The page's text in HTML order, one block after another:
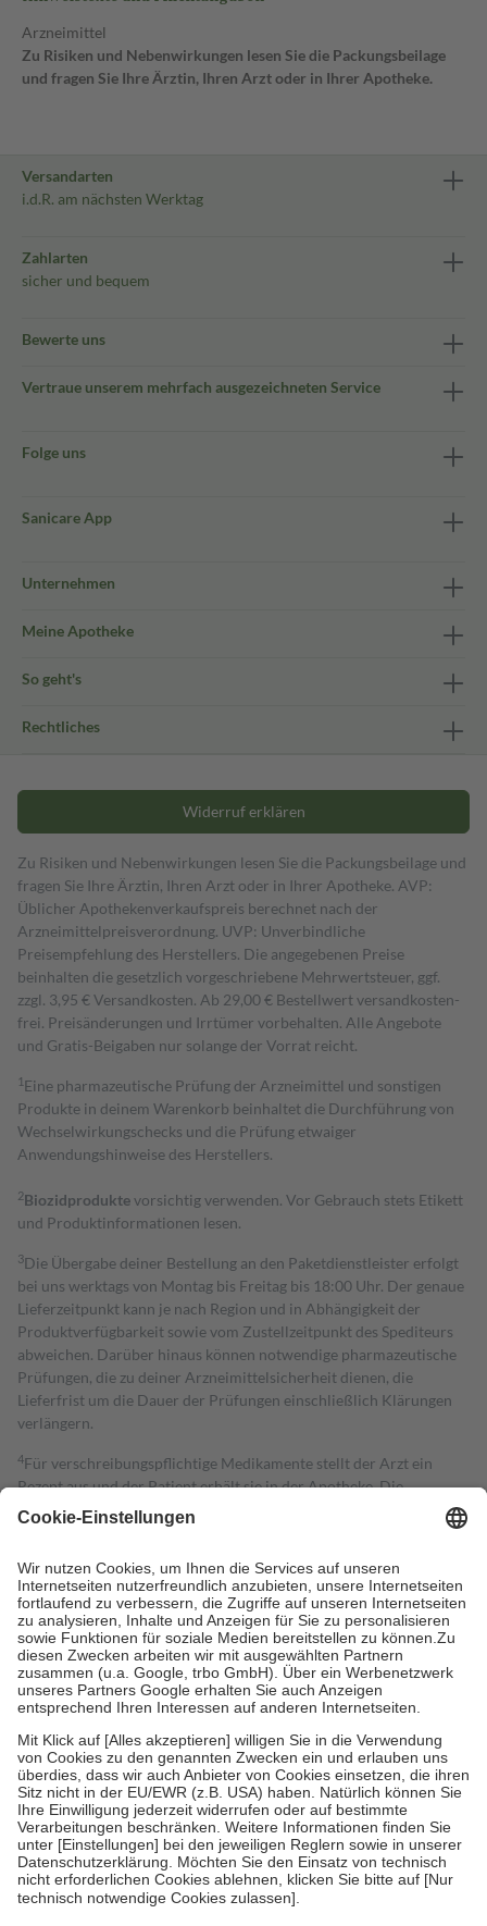
Arzneimittel
Zu Risiken und Nebenwirkungen lesen Sie die Packungsbeilage
und fragen Sie Ihre Ärztin, Ihren Arzt oder in Ihrer Apotheke.
Versandarten
i.d.R. am nächsten Werktag
Zahlarten
sicher und bequem
Bewerte uns
Vertraue unserem mehrfach ausgezeichneten Service
Folge uns
Sanicare App
Unternehmen
Meine Apotheke
So geht's
Rechtliches
Widerruf erklären
Zu Risiken und Nebenwirkungen lesen Sie die Packungsbeilage und
fragen Sie Ihre Ärztin, Ihren Arzt oder in Ihrer Apotheke. AVP:
Üblicher Apothekenverkaufspreis berechnet nach der
Arzneimittelpreisverordnung. UVP: Unverbindliche
Preisempfehlung des Herstellers. Die angegebenen Preise
beinhalten die gesetzlich vorgeschriebene Mehrwertsteuer, ggf.
zzgl. 3,95 € Versandkosten. Ab 29,00 € Bestell­wert versand­kosten­
frei. Preisänderungen und Irrtümer vorbehalten. Alle Angebote
und Gratis-Beigaben nur solange der Vorrat reicht.
1 Eine pharmazeutische Prüfung der Arzneimittel und sonstigen
Produkte in deinem Warenkorb beinhaltet die Durchführung von
Wechselwirkungschecks und die Prüfung etwaiger
Anwendungshinweise des Herstellers.
2Biozidproduktevorsichtig verwenden. Vor Gebrauch stets Etikett
und Produktinformationen lesen.
3Die Übergabe deiner Bestellung an den Paketdienstleister erfolgt
bei uns werktags von Montag bis Freitag bis 18:00 Uhr. Der genaue
Lieferzeitpunkt kann je nach Region und in Abhängigkeit der
Produktverfügbarkeit sowie vom Zustellzeitpunkt des Spediteurs
abweichen. Darüber hinaus können notwendige pharmazeutische
Prüfungen, die zu deiner Arzneimittelsicherheit dienen, die
Lieferfrist um die Dauer der Prüfungen einschließlich Klärungen
verlängern.
4Für verschreibungspflichtige Medikamente stellt der Arzt ein
Rezept aus und der Patient erhält sie in der Apotheke. Die
gesetzliche Krankenversicherung übernimmt in der Regel die
Kosten dafür, der Versicherte trägt einen Teil davon als Zuzahlung
Grundsätzlich leisten Mitglieder Zuzahlungen in Höhe von zehn
Prozent des Abgabepreises,mindestens jedochfünf Euround
höchstens zehn Euro.Es sind jedoch nie mehr als die tatsächlichen
Kosten der Leistung zu entrichten.
Diese Regeln gelten grundsätzlich auch für Online-Apotheken.
Bei Heilmitteln und häuslicher Krankenpflege beträgt die
Zuzahlung zehn Prozent der Kosten sowie zehn Euro je
Verordnung.
Um das Engagement der Versicherten für ihre eigene Gesundheit zu
stärken und die besondere Stellung der Familie zu unterstützen,
fallenkeine Zuzahlungenan bei:
• Kindern und Jugendlichen bis zum vollendeten 18. Lebensjahr
mit Ausnahme der Fahrkosten
• Untersuchungen zur Vorsorge und Früherkennung, die von der
GKV getragen werden